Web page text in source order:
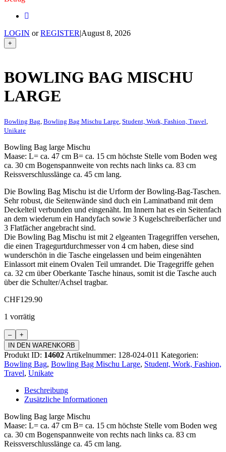
LOGIN orREGISTER|August 8, 2026
+
BOWLING BAG MISCHU
LARGE
Bowling Bag Bowling Bag Mischu Large Student, Work, Fashion, Travel
Unikate
Bowling Bag large Mischu
Maase: L= ca. 47 cm B= ca. 15 cm höchste Stelle vom Boden weg
ca. 30 cm Bogenspannweite von rechts nach links ca. 83 cm
Reissverschlusslänge ca. 45 cm lang.
Die Bowling Bag Mischu ist die Urform der Bowling-Bag-Taschen.
Sehr robust, die Seitenwände sind duch ein Laminatband mit dem
Deckelteil verbunden und eingenäht. Im Innern hat es ein Seitenfach
an dem wiederum ein Handyfach sowie 3 Kugelschreiberfächer und
3 Flatfächer angebracht sind.
Die Bowling Bag Mischu ist mit 2 elgeanten Tragegriffen versehen,
die einen Tragegurtdurchmesser von 4 cm haben, diese sind
wunderschön in die Tasche eingelassen und beim eingenähten
Einlassort mit einem Ovalen Teil umrandet. Die Tragegriffe gehen
ca. 32 cm über Oberkante Tasche hinaus, somit ist die Tasche auch
über die Schulter/Achsel tragbar.
CHF129.90
1 vorrätig
Bowling
Bag
Mischu
Large
Menge
IN DEN WARENKORB
Produkt ID: 14602 Artikelnummer: 128-024-011 Kategorien:
Bowling Bag, Bowling Bag Mischu Large, Student, Work, Fashion,
Travel, Unikate
Beschreibung
Zusätzliche Informationen
Bowling Bag large Mischu
Maase: L= ca. 47 cm B= ca. 15 cm höchste Stelle vom Boden weg
ca. 30 cm Bogenspannweite von rechts nach links ca. 83 cm
Reissverschlusslänge ca. 45 cm lang.